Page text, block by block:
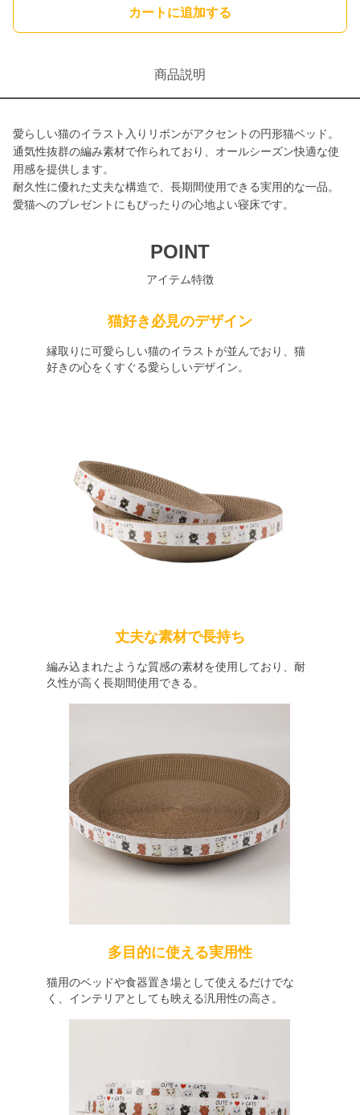
カートに追加する
商品説明
愛らしい猫のイラスト入りリボンがアクセントの円形猫ベッド。
通気性抜群の編み素材で作られており、オールシーズン快適な使
用感を提供します。
耐久性に優れた丈夫な構造で、長期間使用できる実用的な一品。
愛猫へのプレゼントにもぴったりの心地よい寝床です。
POINT
アイテム特徴
猫好き必見のデザイン
縁取りに可愛らしい猫のイラストが並んでおり、猫
好きの心をくすぐる愛らしいデザイン。
丈夫な素材で長持ち
編み込まれたような質感の素材を使用しており、耐
久性が高く長期間使用できる。
多目的に使える実用性
猫用のベッドや食器置き場として使えるだけでな
く、インテリアとしても映える汎用性の高さ。